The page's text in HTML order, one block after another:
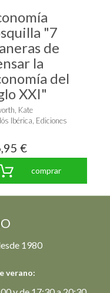
"7
de
la
del
XXI"
Kate
Ibérica, Ediciones
€
comprar
1980
verano: